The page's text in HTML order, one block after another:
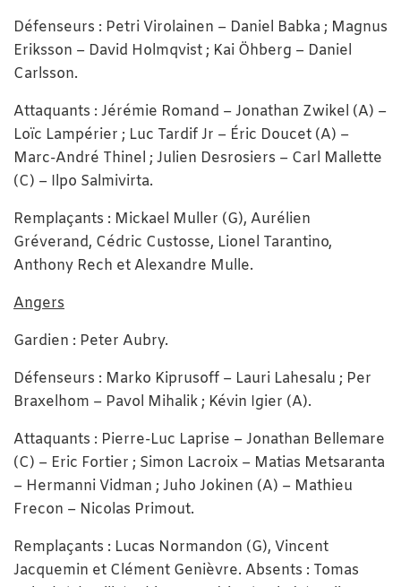
Défenseurs : Petri Virolainen – Daniel Babka ; Magnus
Eriksson – David Holmqvist ; Kai Öhberg – Daniel
Carlsson.
Attaquants : Jérémie Romand – Jonathan Zwikel (A) –
Loïc Lampérier ; Luc Tardif Jr – Éric Doucet (A) –
Marc-André Thinel ; Julien Desrosiers – Carl Mallette
(C) – Ilpo Salmivirta.
Remplaçants : Mickael Muller (G), Aurélien
Gréverand, Cédric Custosse, Lionel Tarantino,
Anthony Rech et Alexandre Mulle.
Angers
Gardien : Peter Aubry.
Défenseurs : Marko Kiprusoff – Lauri Lahesalu ; Per
Braxelhom – Pavol Mihalik ; Kévin Igier (A).
Attaquants : Pierre-Luc Laprise – Jonathan Bellemare
(C) – Eric Fortier ; Simon Lacroix – Matias Metsaranta
– Hermanni Vidman ; Juho Jokinen (A) – Mathieu
Frecon – Nicolas Primout.
Remplaçants : Lucas Normandon (G), Vincent
Jacquemin et Clément Genièvre. Absents : Tomas